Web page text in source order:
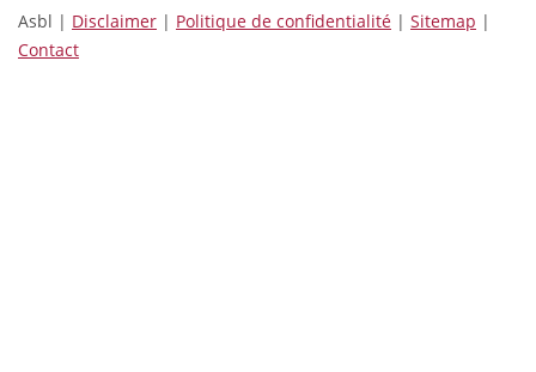
Asbl | Disclaimer | Politique de confidentialité | Sitemap |
Contact